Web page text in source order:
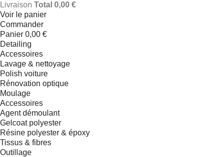
Livraison Total 0,00 €
Voir le panier
Commander
Panier 0,00 €
Detailing
Accessoires
Lavage & nettoyage
Polish voiture
Rénovation optique
Moulage
Accessoires
Agent démoulant
Gelcoat polyester
Résine polyester & époxy
Tissus & fibres
Outillage